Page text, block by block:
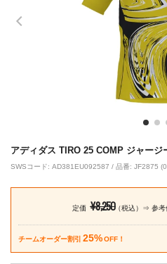
アディダス TIRO 25 COMP ジャージ
SWSコード: AD381EU092587 / 品番: JF2875
定価 ¥8,250（税込） 参考
チームオーダー割引 25%OFF！